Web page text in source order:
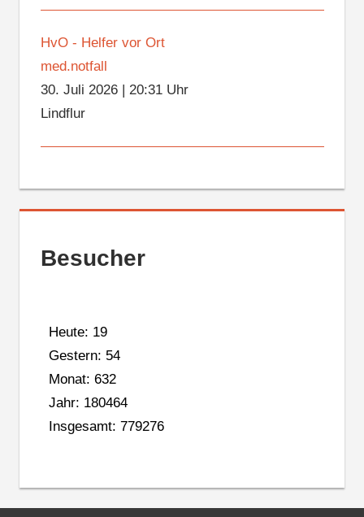
HvO - Helfer vor Ort
med.notfall
30. Juli 2026| 20:31 Uhr
Lindflur
Besucher
Heute: 19
Gestern: 54
Monat: 632
Jahr: 180464
Insgesamt: 779276